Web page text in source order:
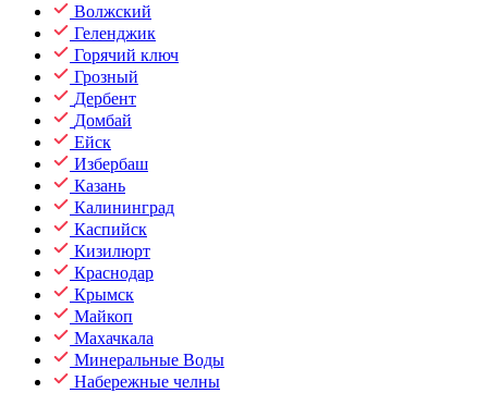
Волжский
Геленджик
Горячий ключ
Грозный
Дербент
Домбай
Ейск
Избербаш
Казань
Калининград
Каспийск
Кизилюрт
Краснодар
Крымск
Майкоп
Махачкала
Минеральные Воды
Набережные челны